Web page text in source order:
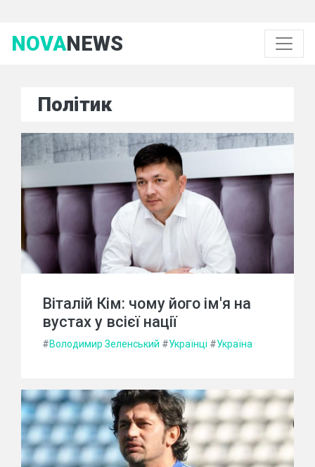
NOVANEWS
Політик
Віталій Кім: чому його ім'я на
вустах у всієї нації
#Володимир Зеленський #Українці #Україна